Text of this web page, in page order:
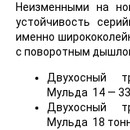
Неизменными на
устойчивость
именно
с поворотным
Двухосный
Мульда 14 —
Двухосный
Мульда 18